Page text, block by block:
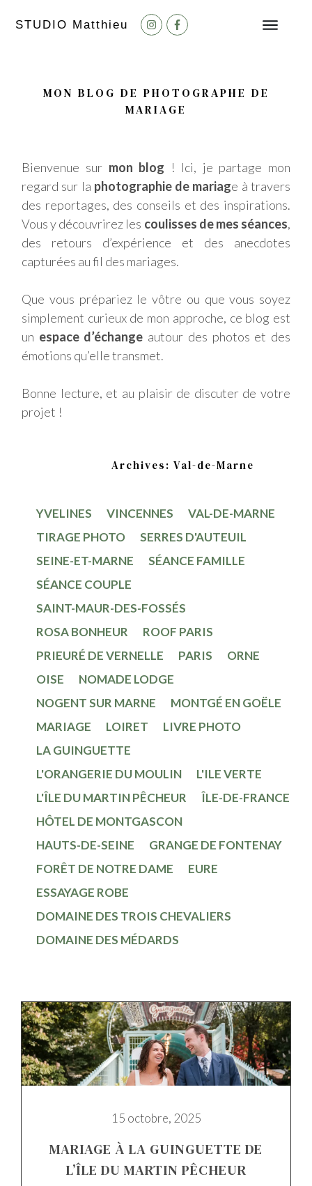
STUDIO Matthieu
MON BLOG DE PHOTOGRAPHE DE
MARIAGE
Bienvenue sur mon blog ! Ici, je partage mon
regard sur la photographie de mariage à travers
des reportages, des conseils et des inspirations.
Vous y découvrirez les coulisses de mes séances,
des retours d’expérience et des anecdotes
capturées au fil des mariages.
Que vous prépariez le vôtre ou que vous soyez
simplement curieux de mon approche, ce blog est
un espace d’échange autour des photos et des
émotions qu’elle transmet.
Bonne lecture, et au plaisir de discuter de votre
projet !
Archives: Val-de-Marne
YVELINES VINCENNES
VAL-DE-MARNE
TIRAGE PHOTO
SERRES D'AUTEUIL
SEINE-ET-MARNE
SÉANCE FAMILLE
SÉANCE COUPLE
SAINT-MAUR-DES-FOSSÉS
ROSA BONHEUR
ROOF PARIS
PRIEURÉ DE VERNELLE
PARIS
ORNE
OISE
NOMADE LODGE
NOGENT SUR MARNE
MONTGÉ EN GOËLE
MARIAGE
LOIRET
LIVRE PHOTO
LA GUINGUETTE
L'ORANGERIE DU MOULIN
L'ILE VERTE
L'ÎLE DU MARTIN PÊCHEUR
ÎLE-DE-FRANCE
HÔTEL DE MONTGASCON
HAUTS-DE-SEINE
GRANGE DE FONTENAY
FORÊT DE NOTRE DAME
EURE
ESSAYAGE ROBE
DOMAINE DES TROIS CHEVALIERS
DOMAINE DES MÉDARDS
15 octobre, 2025
MARIAGE À LA GUINGUETTE DE
L’ÎLE DU MARTIN PÊCHEUR